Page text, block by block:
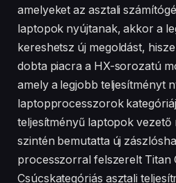
amelyeket az asztali
laptopok nyújtanak, akkor a
kereshetsz új megoldást,
dobta piacra a HX-sorozatú
amely a legjobb teljesítményt
laptopprocesszorok
teljesítményű laptopok vezető
szintén bemutatta új
processzorral felszerelt Titan
Csúcskategóriás asztali